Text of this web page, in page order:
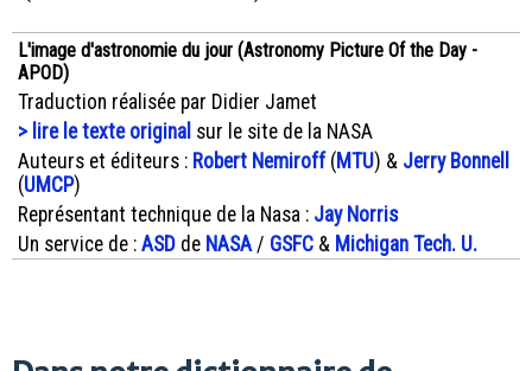
L'image d'astronomie du jour (Astronomy Picture Of the Day -
APOD)
Traduction réalisée par Didier Jamet
> lire le texte original sur le site de la NASA
Auteurs et éditeurs : Robert Nemiroff(MTU) & Jerry Bonnell
(UMCP)
Représentant technique de la Nasa : Jay Norris
Un service de : ASD de NASA / GSFC & Michigan Tech. U.